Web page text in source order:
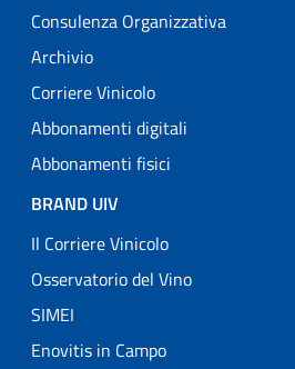
Consulenza Organizzativa
Archivio
Corriere Vinicolo
Abbonamenti digitali
Abbonamenti fisici
BRAND UIV
Il Corriere Vinicolo
Osservatorio del Vino
SIMEI
Enovitis in Campo